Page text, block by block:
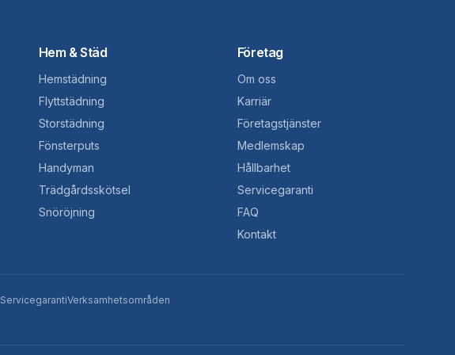
Hem & Städ
Hemstädning
Flyttstädning
Storstädning
Fönsterputs
Handyman
Trädgårdsskötsel
Snöröjning
Företag
Om oss
Karriär
Företagstjänster
Medlemskap
Hållbarhet
Servicegaranti
FAQ
Kontakt
ServicegarantiVerksamhetsområden